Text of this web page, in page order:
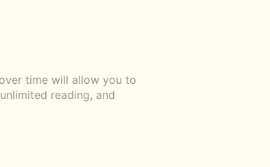
time will allow you to
reading, and